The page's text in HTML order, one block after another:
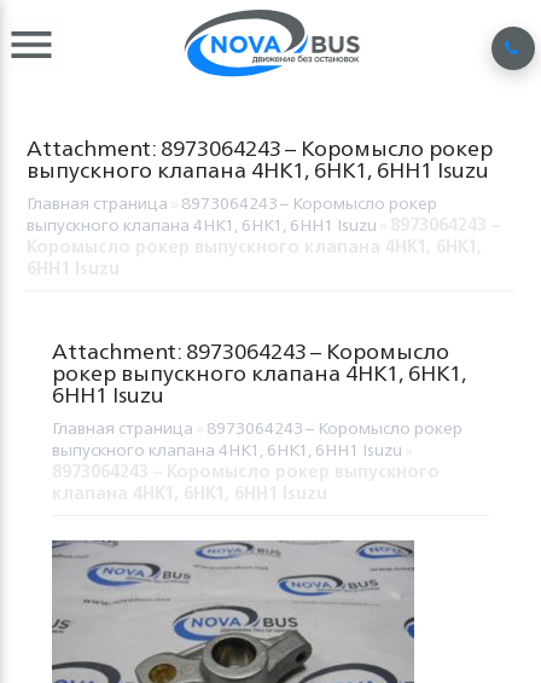
Attachment: 8973064243 – Коромысло рокер
выпускного клапана 4HK1, 6HK1, 6HH1 Isuzu
Главная страница 8973064243 – Коромысло рокер
выпускного клапана 4HK1, 6HK1, 6HH1 Isuzu
Attachment: 8973064243 – Коромысло
рокер выпускного клапана 4HK1, 6HK1,
6HH1 Isuzu
Главная страница 8973064243 – Коромысло рокер
выпускного клапана 4HK1, 6HK1, 6HH1 Isuzu